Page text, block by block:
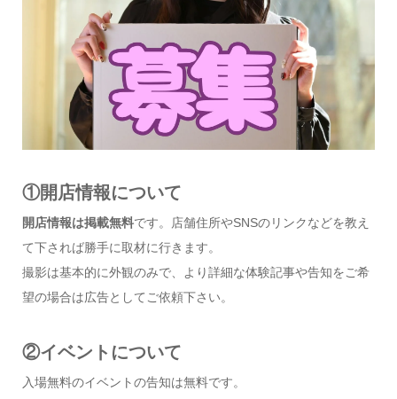
①開店情報について
開店情報は掲載無料です。店舗住所やSNSのリンクなどを教え
て下されば勝手に取材に行きます。
撮影は基本的に外観のみで、より詳細な体験記事や告知をご希
望の場合は広告としてご依頼下さい。
②イベントについて
入場無料のイベントの告知は無料です。